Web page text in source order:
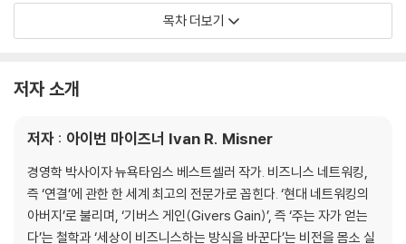
Week 03 소개를 도와줄 ‘선호 고객의 프로파일’을 만들어라
Week 04 당신의 지원군 ‘입소문마케팅팀’을 구성하라
Week 07 마스터 네트워커는 무엇이 다른가
2장 네트워크를 확장하라
- 매력의 스위치 켜기
Week 08 만남을 다변화하라
Week 09 많은 사람보다 적절한 사람을 만나라
목차 더보기
저자 소개
저자 : 아이번 마이즈너 Ivan R. Misner
경영학 박사이자 뉴욕타임스 베스트셀러 작가. 비즈니스 네트워킹,
즉 ‘연결’에 관한 한 세계 최고의 전문가로 꼽힌다. ‘현대 네트워킹의
아버지’로 불리며, ‘기버스 게인(Givers Gain)’, 즉 ‘주는 자가 얻는
다’는 철학과 ‘세상이 비즈니스하는 방식을 바꾼다’는 비전을 몸소 실